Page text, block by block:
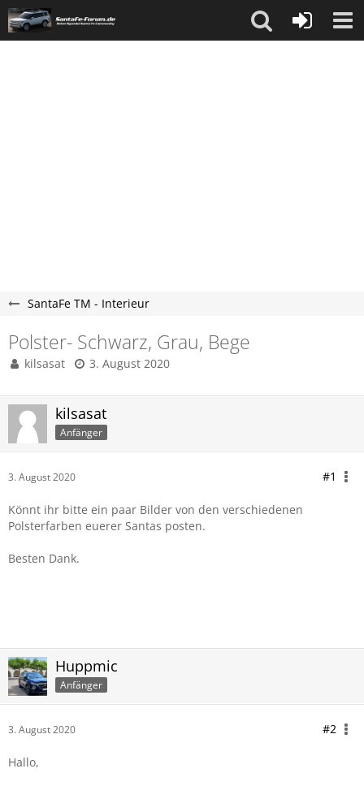
SantaFe TM - Interieur
Polster- Schwarz, Grau, Bege
kilsasat 3. August 2020
kilsasat
Anfänger
3. August 2020 #1
Könnt ihr bitte ein paar Bilder von den verschiedenen
Polsterfarben euerer Santas posten.
Besten Dank.
Huppmic
Anfänger
3. August 2020 #2
Hallo,